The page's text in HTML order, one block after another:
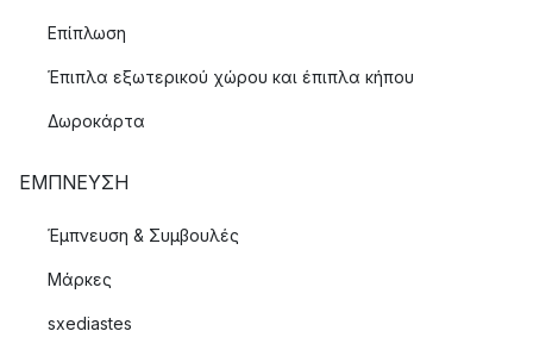
Επίπλωση
Έπιπλα εξωτερικού χώρου και έπιπλα κήπου
Δωροκάρτα
ΈΜΠΝΕΥΣΗ
Έμπνευση & Συμβουλές
Μάρκες
sxediastes